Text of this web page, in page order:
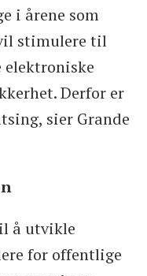
i årene som
stimulere til
elektroniske
Derfor er
sier Grande
å utvikle
for offentlige